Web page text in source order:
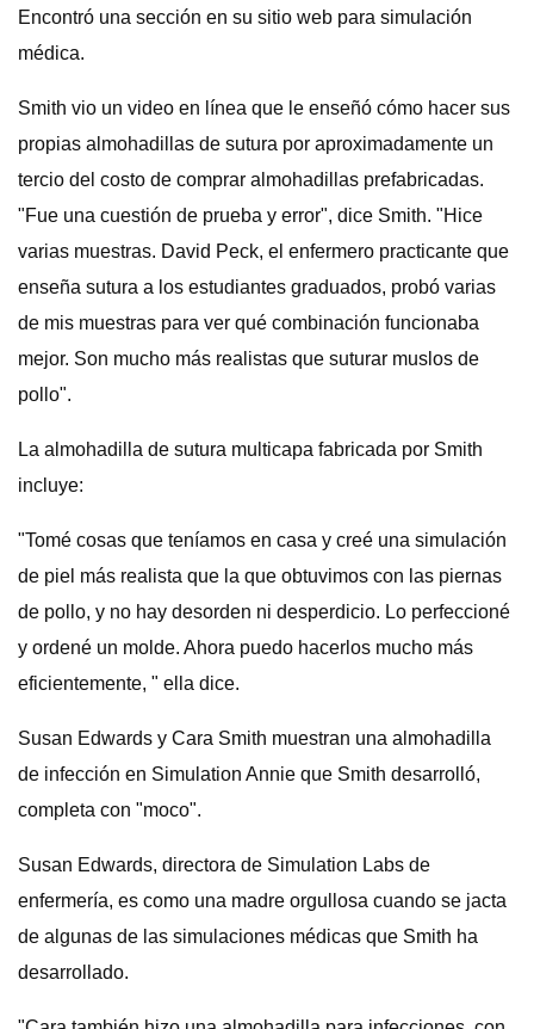
Encontró una sección en su sitio web para simulación
médica.
Smith vio un video en línea que le enseñó cómo hacer sus
propias almohadillas de sutura por aproximadamente un
tercio del costo de comprar almohadillas prefabricadas.
"Fue una cuestión de prueba y error", dice Smith. "Hice
varias muestras. David Peck, el enfermero practicante que
enseña sutura a los estudiantes graduados, probó varias
de mis muestras para ver qué combinación funcionaba
mejor. Son mucho más realistas que suturar muslos de
pollo".
La almohadilla de sutura multicapa fabricada por Smith
incluye:
"Tomé cosas que teníamos en casa y creé una simulación
de piel más realista que la que obtuvimos con las piernas
de pollo, y no hay desorden ni desperdicio. Lo perfeccioné
y ordené un molde. Ahora puedo hacerlos mucho más
eficientemente, " ella dice.
Susan Edwards y Cara Smith muestran una almohadilla
de infección en Simulation Annie que Smith desarrolló,
completa con "moco".
Susan Edwards, directora de Simulation Labs de
enfermería, es como una madre orgullosa cuando se jacta
de algunas de las simulaciones médicas que Smith ha
desarrollado.